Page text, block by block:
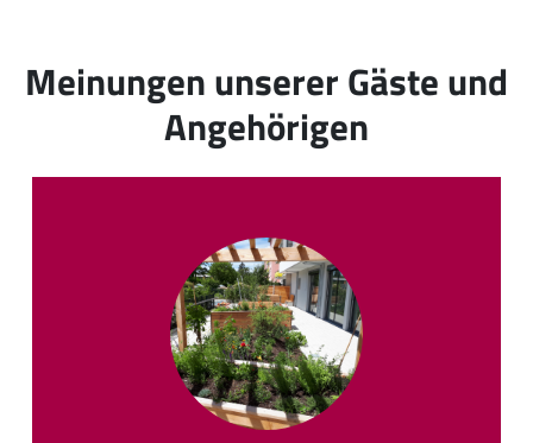
Meinungen unserer Gäste und
Angehörigen